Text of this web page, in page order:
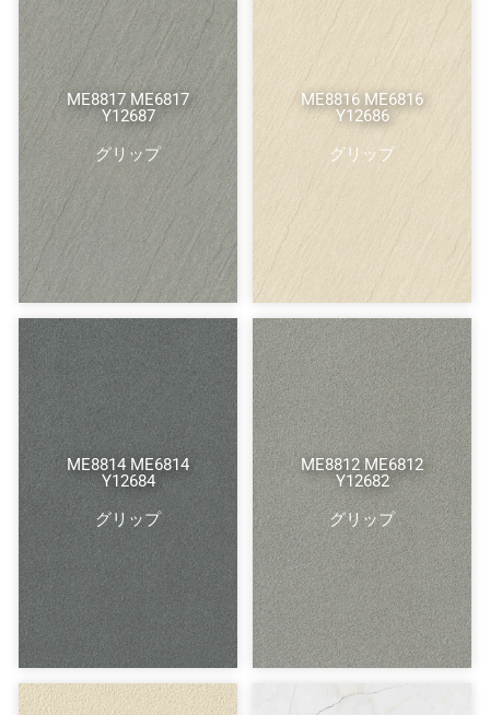
ME8817 ME6817
Y12687
グリップ
ME8816 ME6816
Y12686
グリップ
ME8814 ME6814
Y12684
グリップ
ME8812 ME6812
Y12682
グリップ